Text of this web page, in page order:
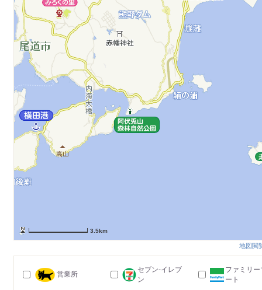
3.5km
地図閲
営業所
セブン-イレブ
ン
ファミリー
ート